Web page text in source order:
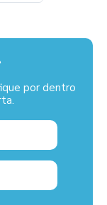
por dentro